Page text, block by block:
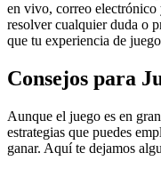
en vivo, correo electrónico
resolver cualquier duda o
que tu experiencia de
Consejos para
Aunque el juego es en
estrategias que puedes
ganar. Aquí te dejamos